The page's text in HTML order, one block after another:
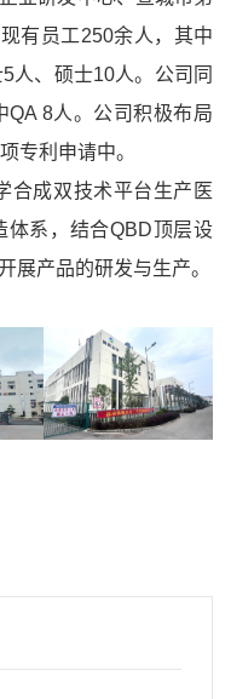
有员工250余人，其中
人、硕士10人。公司同
QA 8人。公司积极布局
专利申请中。
合成双技术平台生产医
体系，结合QBD顶层设
展产品的研发与生产。